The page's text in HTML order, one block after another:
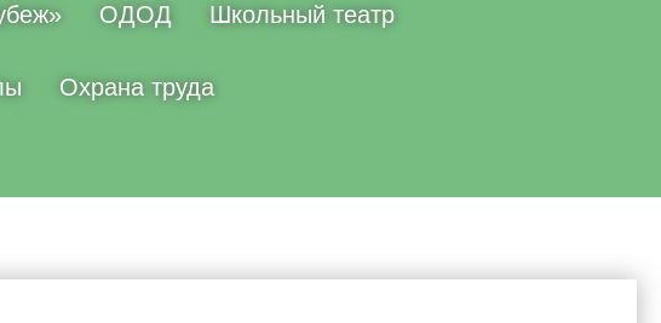
ОДОД Школьный театр
Охрана труда